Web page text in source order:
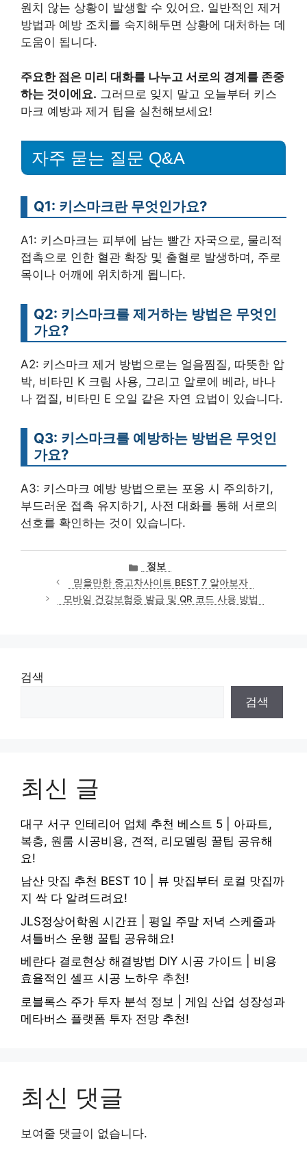
원치 않는 상황이 발생할 수 있어요. 일반적인 제거
방법과 예방 조치를 숙지해두면 상황에 대처하는 데
도움이 됩니다.
주요한 점은 미리 대화를 나누고 서로의 경계를 존중
하는 것이에요. 그러므로 잊지 말고 오늘부터 키스
마크 예방과 제거 팁을 실천해보세요!
자주 묻는 질문 Q&A
Q1: 키스마크란 무엇인가요?
A1: 키스마크는 피부에 남는 빨간 자국으로, 물리적
접촉으로 인한 혈관 확장 및 출혈로 발생하며, 주로
목이나 어깨에 위치하게 됩니다.
Q2: 키스마크를 제거하는 방법은 무엇인
가요?
A2: 키스마크 제거 방법으로는 얼음찜질, 따뜻한 압
박, 비타민 K 크림 사용, 그리고 알로에 베라, 바나
나 껍질, 비타민 E 오일 같은 자연 요법이 있습니다.
Q3: 키스마크를 예방하는 방법은 무엇인
가요?
A3: 키스마크 예방 방법으로는 포옹 시 주의하기,
부드러운 접촉 유지하기, 사전 대화를 통해 서로의
선호를 확인하는 것이 있습니다.
카
테
고
리
정보
믿을만한 중고차사이트 BEST 7 알아보자
모바일 건강보험증 발급 및 QR 코드 사용 방법
검색
검색
최신 글
대구 서구 인테리어 업체 추천 베스트 5 | 아파트,
복층, 원룸 시공비용, 견적, 리모델링 꿀팁 공유해
요!
남산 맛집 추천 BEST 10 | 뷰 맛집부터 로컬 맛집까
지 싹 다 알려드려요!
JLS정상어학원 시간표 | 평일 주말 저녁 스케줄과
셔틀버스 운행 꿀팁 공유해요!
베란다 결로현상 해결방법 DIY 시공 가이드 | 비용
효율적인 셀프 시공 노하우 추천!
로블록스 주가 투자 분석 정보 | 게임 산업 성장성과
메타버스 플랫폼 투자 전망 추천!
최신 댓글
보여줄 댓글이 없습니다.